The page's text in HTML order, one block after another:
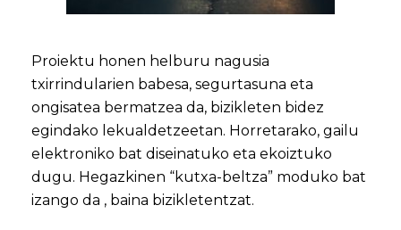
Proiektu honen helburu nagusia
txirrindularien babesa, segurtasuna eta
ongisatea bermatzea da, bizikleten bidez
egindako lekualdetzeetan. Horretarako, gailu
elektroniko bat diseinatuko eta ekoiztuko
dugu. Hegazkinen “kutxa-beltza” moduko bat
izango da , baina bizikletentzat.